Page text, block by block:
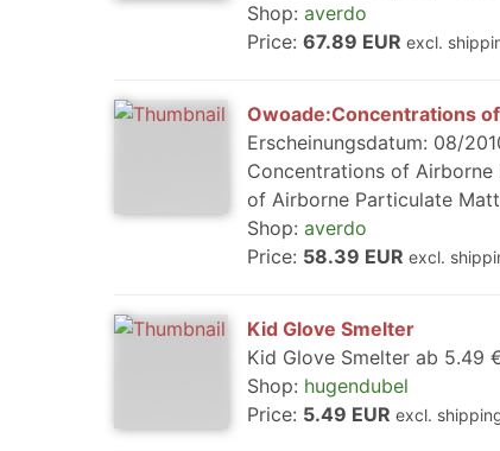
Shop: averdo
Price: 67.89 EUR excl.
Owoade:Concentrations
Erscheinungsdatum: 08/
Concentrations of Airborne
of Airborne Particulate
Shop: averdo
Price: 58.39 EUR excl.
Kid Glove Smelter
Kid Glove Smelter ab 5.49
Shop: hugendubel
Price: 5.49 EUR excl.